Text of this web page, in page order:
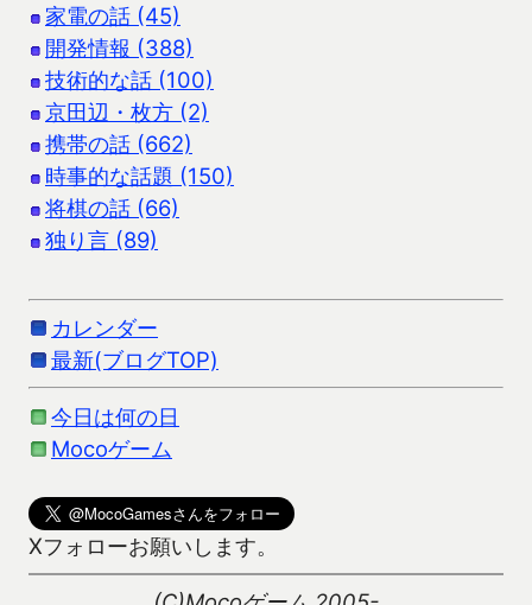
家電の話 (45)
開発情報 (388)
技術的な話 (100)
京田辺・枚方 (2)
携帯の話 (662)
時事的な話題 (150)
将棋の話 (66)
独り言 (89)
カレンダー
最新(ブログTOP)
今日は何の日
Mocoゲーム
Xフォローお願いします。